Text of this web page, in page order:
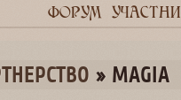
ФОРУМ
» MAGIA